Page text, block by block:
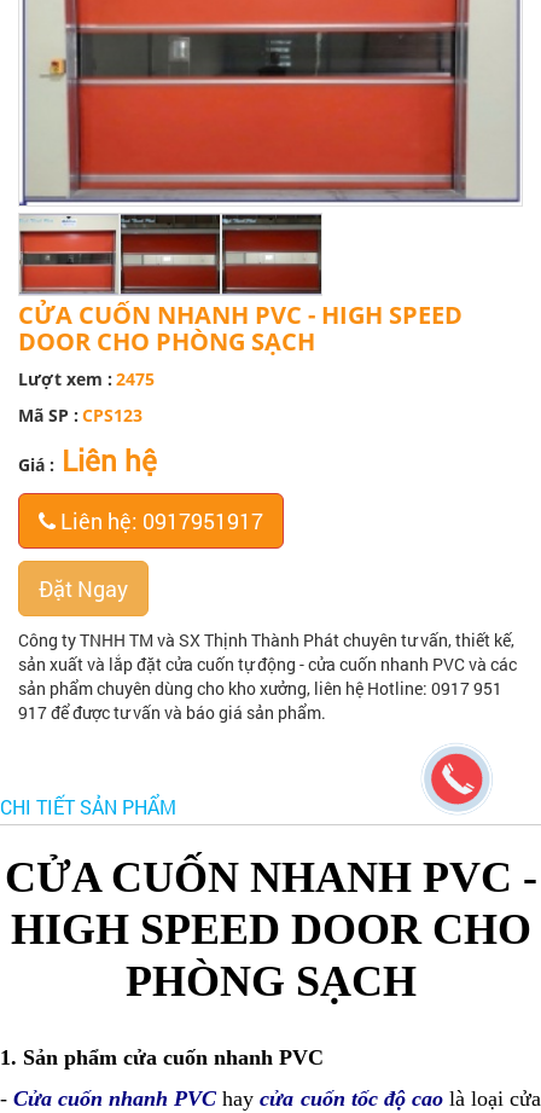
CỬA CUỐN NHANH PVC - HIGH SPEED
DOOR CHO PHÒNG SẠCH
Lượt xem : 2475
Mã SP : CPS123
Giá : Liên hệ
Liên hệ: 0917951917
Đặt Ngay
Công ty TNHH TM và SX Thịnh Thành Phát chuyên tư vấn, thiết kế,
sản xuất và lắp đặt cửa cuốn tự động - cửa cuốn nhanh PVC và các
sản phẩm chuyên dùng cho kho xưởng, liên hệ Hotline: 0917 951
917 để được tư vấn và báo giá sản phẩm.
CHI TIẾT SẢN PHẨM
CỬA CUỐN NHANH PVC -
HIGH SPEED DOOR CHO
PHÒNG SẠCH
1. Sản phẩm cửa cuốn nhanh PVC
-Cửa cuốn nhanh PVC haycửa cuốn tốc độ caolà loại cửa